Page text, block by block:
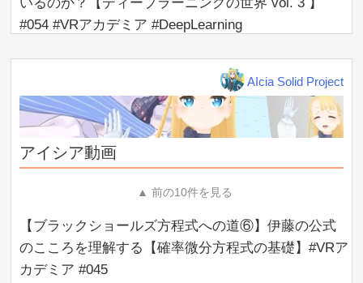
（日本語版もあるという噂ですが、それは TF1.0 版らし
く、おすすめできません。
https://amzn.to/2AnK0nu
The 深層学習の教科書。松尾研の人々が訳したもの。
ゼロから作るDeep Learning
https://amzn.to/3eDoRVd
DL の framework を自分で作っちゃう本。勉強したし、 DL
深層学習 (機械学習プロフェッショナルシリーズ)
https://amzn.to/3eyxNuP
青いあの本。中級~上級者向け。
ディープラーニングと物理学
#054 #VRアカデミア #DeepLearning
【深層学習】全結合層 - それはいちばん大事な部品
のお話【ディープラーニングの世界 vol. 4 】 #055
#VRアカデミア #DeepLearning
【深層学習】畳み込み層の本当の意味、あなたは説
明できますか？【ディープラーニングの世界 vol. 5
】 #057 #VRアカデミア #DeepLearning
【深層学習】プーリング層 - シンプルだけど大きな
役割を担う層【ディープラーニングの世界 vol. 6 】
#058 #VRアカデミア #DeepLearning
AIcia Solid Project
アイシア動画
▲ 前の10件を見る
【ブラックショールズ方程式への道⑥】伊藤の公式
のこころを理解する【確率微分方程式の基礎】#VRア
カデミア #045